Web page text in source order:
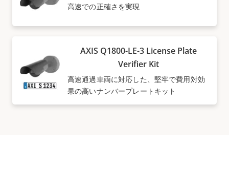
高速での正確さを実現
AXIS Q1800-LE-3 License Plate
Verifier Kit
高速通過車両に対応した、堅牢で費用対効
果の高いナンバープレートキット